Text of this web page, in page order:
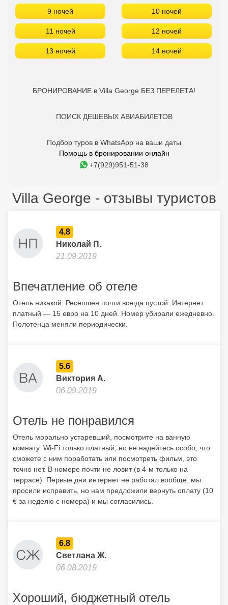
9 ночей 10 ночей
11 ночей 12 ночей
13 ночей 14 ночей
БРОНИРОВАНИЕ в Villa George БЕЗ ПЕРЕЛЕТА!
ПОИСК ДЕШЕВЫХ АВИАБИЛЕТОВ
Подбор туров в WhatsApp на ваши даты
Помощь в бронировании онлайн
+7(929)951-51-38
Villa George - отзывы туристов
4.8
Николай П.
21.09.2019
Впечатление об отеле
Отель никакой. Ресепшен почти всегда пустой. Интернет
платный — 15 евро на 10 дней. Номер убирали ежедневно.
Полотенца меняли периодически.
5.6
Виктория А.
06.09.2019
Отель не понравился
Отель морально устаревший, посмотрите на ванную
комнату. Wi-Fi только платный, но не надейтесь особо, что
сможете с ним поработать или посмотреть фильм, это
точно нет. В номере почти не ловит (в 4-м только на
террасе). Первые дни интернет не работал вообще, мы
просили исправить, но нам предложили вернуть оплату (10
€ за неделю с номера) и мы согласились.
6.8
Светлана Ж.
06.08.2019
Хороший, бюджетный отель